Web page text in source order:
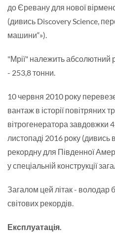
до Єревану для нової
(дивись Discovery Science,
машини“»).
"Мрії" належить абсолютний
- 253,8 тонни.
10 червня 2010 року
вантаж в історії повітряних
вітрогенератора завдовжки
листопаді 2016 року
рекордну для Південної
у спеціальній конструкції
Загалом цей літак - володар
світових рекордів.
Експлуатація.